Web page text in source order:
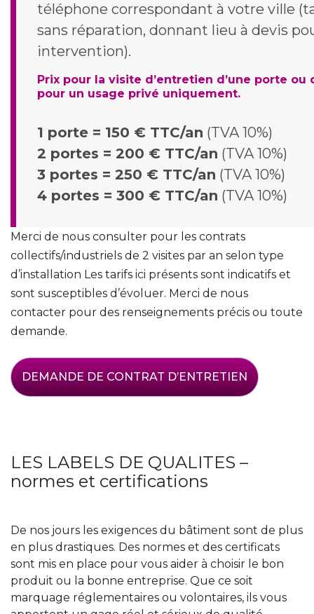
téléphone correspondant à votre ville
sans réparation, donnant lieu à devis
intervention).
Prix pour la visite d’entretien d’une porte
pour un usage privé uniquement.
1 porte = 150 € TTC/an (TVA 10%)
2 portes = 200 € TTC/an (TVA 10%)
3 portes = 250 € TTC/an (TVA 10%)
4 portes = 300 € TTC/an (TVA 10%)
Merci de nous consulter pour les contrats
collectifs/industriels de 2 visites par an selon type
d’installation Les tarifs ici présents sont indicatifs et
sont susceptibles d’évoluer. Merci de nous
contacter pour des renseignements précis ou toute
demande.
DEMANDE DE CONTRAT D’ENTRETIEN
LES LABELS DE QUALITES –
normes et certifications
De nos jours les exigences du bâtiment sont de plus
en plus drastiques. Des normes et des certificats
sont mis en place pour vous aider à choisir le bon
produit ou la bonne entreprise. Que ce soit
marquage réglementaires ou volontaires, ils vous